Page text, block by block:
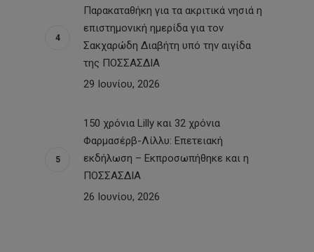
Παρακαταθήκη για τα ακριτικά νησιά η
επιστημονική ημερίδα για τον
Σακχαρώδη Διαβήτη υπό την αιγίδα
της ΠΟΣΣΑΣΔΙΑ
29 Ιουνίου, 2026
150 χρόνια Lilly και 32 χρόνια
Φαρμασέρβ-Λίλλυ: Eπετειακή
εκδήλωση – Εκπροσωπήθηκε και η
ΠΟΣΣΑΣΔΙΑ
26 Ιουνίου, 2026